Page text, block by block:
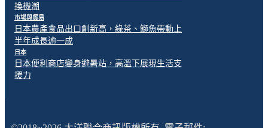
換機潮
市場與貿易
日本農產食品出口創新高，綠茶、鰤魚帶動上
半年成長逾一成
日本
日本便利商店變身避暑站，高溫下展現生活支
援力